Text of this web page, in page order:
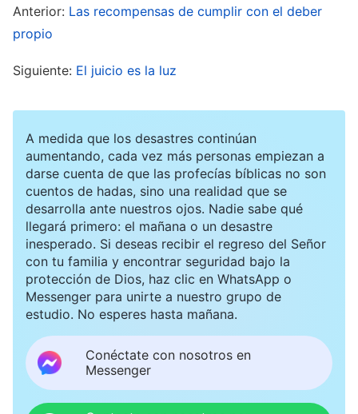
profundamente atraído por estas verdades y me
obra del verdadero Dios. Ese día, mis hermanos
experiencia, “Pensar en el amargo pasado y en la
dulzura del presente, me hace amarte, Dios, aún
más”: “¡Ah, Dios práctico! Te ruego que oigas mi
historia. Lloro cuando pienso en el pasado. Mi
corazón era oscuro y sin luz; mi vida no conocía
la esperanza, no podía hablar del sufrimiento en
mi vida, sólo podía dejar pasar los días
desamparado. ¿Cómo podía hacer que mi
corazón no sintiera pena? ¡Ah, Dios práctico!
Escúchame, pensando en el pasado, me duele el
corazón. Fue Satanás, el Diablo, que me hizo
Anterior: Las recompensas de cumplir con el deber
propio
Siguiente: El juicio es la luz
A medida que los desastres continúan
aumentando, cada vez más personas empiezan a
darse cuenta de que las profecías bíblicas no son
cuentos de hadas, sino una realidad que se
desarrolla ante nuestros ojos. Nadie sabe qué
llegará primero: el mañana o un desastre
inesperado. Si deseas recibir el regreso del Señor
con tu familia y encontrar seguridad bajo la
protección de Dios, haz clic en WhatsApp o
Messenger para unirte a nuestro grupo de
estudio. No esperes hasta mañana.
Conéctate con nosotros en
Messenger